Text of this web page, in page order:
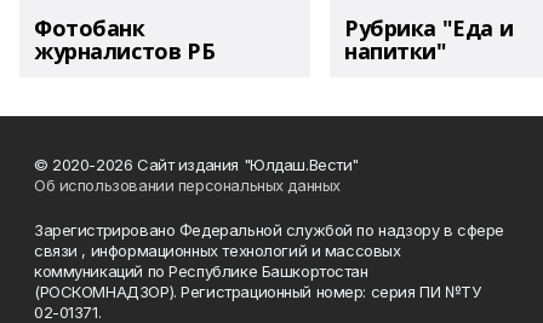
Фотобанк
журналистов РБ
Рубрика "Еда и
напитки"
© 2020-2026 Сайт издания "Юлдаш.Вести"
Об использовании персональных данных
Зарегистрировано Федеральной службой по надзору в сфере
связи , информационных технологий и массовых
коммуникаций по Республике Башкортостан
(РОСКОМНАДЗОР). Регистрационный номер: серия ПИ №ТУ
02-01371.